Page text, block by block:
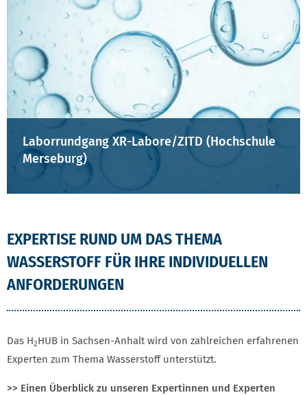
Laborrundgang XR-Labore/ZITD (Hochschule
Merseburg)
EXPERTISE RUND UM DAS THEMA
WASSERSTOFF FÜR IHRE INDIVIDUELLEN
ANFORDERUNGEN
Das H2HUB in Sachsen-Anhalt wird von zahlreichen erfahrenen
Experten zum Thema Wasserstoff unterstützt.
>> Einen Überblick zu unseren Expertinnen und Experten